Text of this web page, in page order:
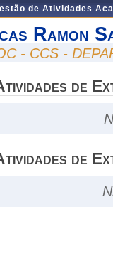
de Atividades
Ramon
- CCS -
de
de